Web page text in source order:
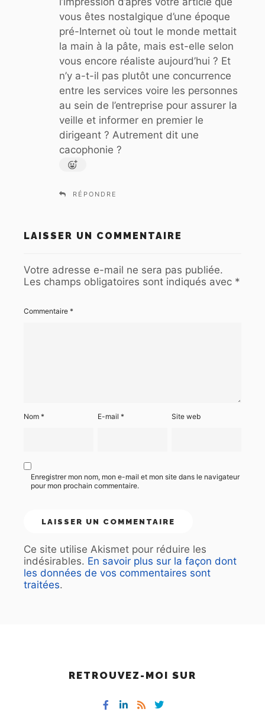
vous êtes nostalgique d’une époque
pré-Internet où tout le monde mettait
la main à la pâte, mais est-elle selon
vous encore réaliste aujourd’hui ? Et
n’y a-t-il pas plutôt une concurrence
entre les services voire les personnes
au sein de l’entreprise pour assurer la
veille et informer en premier le
dirigeant ? Autrement dit une
cacophonie ?
RÉPONDRE
LAISSER UN COMMENTAIRE
Votre adresse e-mail ne sera pas publiée.
Les champs obligatoires sont indiqués avec *
Commentaire *
Nom * E-mail* Site web
Enregistrer mon nom, mon e-mail et mon site dans le navigateur
pour mon prochain commentaire.
Ce site utilise Akismet pour réduire les
indésirables. En savoir plus sur la façon dont
les données de vos commentaires sont
traitées.
RETROUVEZ-MOI SUR